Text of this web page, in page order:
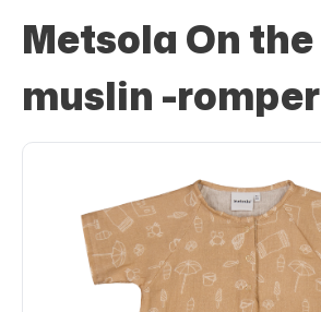
Metsola On the beach
muslin -romper